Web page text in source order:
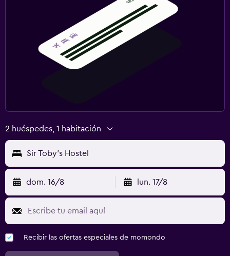
2 huéspedes, 1 habitación
Sir Toby's Hostel
dom. 16/8 lun. 17/8
Recibir las ofertas especiales de momondo